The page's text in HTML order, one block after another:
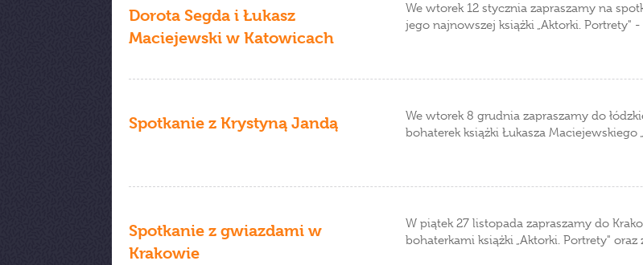
Dorota Segda i Łukasz
Maciejewski w Katowicach
We wtorek 12 stycznia zapraszamy na
jego najnowszej książki „Aktorki. Portrety"
Spotkanie z Krystyną Jandą
We wtorek 8 grudnia zapraszamy do
bohaterek książki Łukasza Maciejewskiego
Spotkanie z gwiazdami w
Krakowie
W piątek 27 listopada zapraszamy do
bohaterkami książki „Aktorki. Portrety"